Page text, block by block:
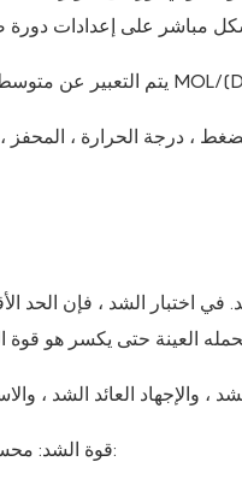
، درجة الحرارة ، المحفز
في اختبار الشد ، فإن الحد
قوة الشد: محسوبة على النحو التالي: